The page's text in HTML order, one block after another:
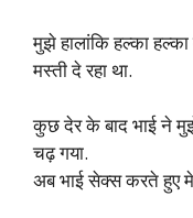
मुझे हालांकि हल्का
मस्ती दे रहा था.
कुछ देर के बाद भाई ने
चढ़ गया.
अब भाई सेक्स करते हुए